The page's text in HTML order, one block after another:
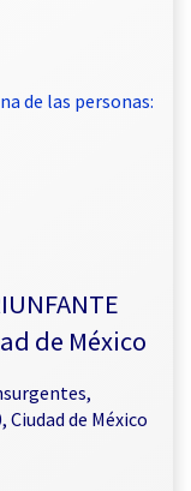
de las personas:
de México
Ciudad de México